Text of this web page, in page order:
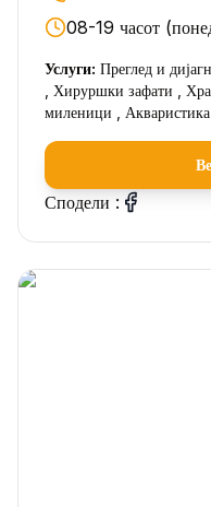
08-19 часот
Услуги: Преглед и
, Хируршки зафати ,
миленици , Акваристика
Сподели :